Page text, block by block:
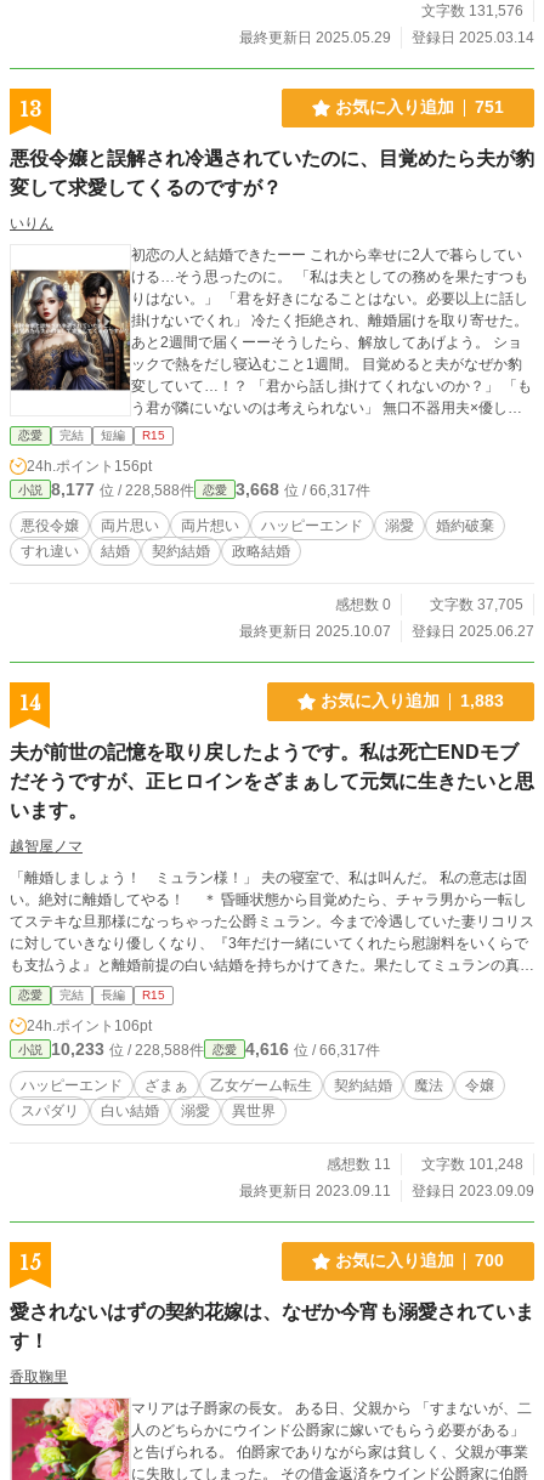
文字数 131,576
最終更新日 2025.05.29
登録日 2025.03.14
13 お気に入り追加 751
悪役令嬢と誤解され冷遇されていたのに、目覚めたら夫が豹
変して求愛してくるのですが？
いりん
初恋の人と結婚できたーー これから幸せに2人で暮らしてい
ける…そう思ったのに。 「私は夫としての務めを果たすつも
りはない。」 「君を好きになることはない。必要以上に話し
掛けないでくれ」 冷たく拒絶され、離婚届けを取り寄せた。
あと2週間で届くーーそうしたら、解放してあげよう。 ショ
ックで熱をだし寝込むこと1週間。 目覚めると夫がなぜか豹
変していて…！？ 「君から話し掛けてくれないのか？」 「も
う君が隣にいないのは考えられない」 無口不器用夫×優しい
恋愛 完結 短編 R15
24h.ポイント 156pt
小説 8,177 位 / 228,588件 恋愛 3,668 位 / 66,317件
悪役令嬢 両片思い 両片想い ハッピーエンド 溺愛
婚約破棄
すれ違い
結婚 契約結婚 政略結婚
感想数 0
文字数 37,705
最終更新日 2025.10.07
登録日 2025.06.27
14 お気に入り追加 1,883
夫が前世の記憶を取り戻したようです。私は死亡ENDモブ
だそうですが、正ヒロインをざまぁして元気に生きたいと思
います。
越智屋ノマ
「離婚しましょう！ ミュラン様！」 夫の寝室で、私は叫んだ。 私の意志は固
い。絶対に離婚してやる！ ＊ 昏睡状態から目覚めたら、チャラ男から一転し
てステキな旦那様になっちゃった公爵ミュラン。今まで冷遇していた妻リコリス
に対していきなり優しくなり、『3年だけ一緒にいてくれたら慰謝料をいくらで
も支払うよ』と離婚前提の白い結婚を持ちかけてきた。果たしてミュランの真意
は？ ６歳歳下の妻リコリスは、３年限定の公爵夫人生活を満喫できるの
か……？ ※ざまぁあり、ハッピーエンド。R15性描写あり
恋愛 完結 長編 R15
24h.ポイント 106pt
小説 10,233 位 / 228,588件 恋愛 4,616 位 / 66,317件
ハッピーエンド ざまぁ 乙女ゲーム転生 契約結婚 魔法
令嬢
スパダリ
白い結婚 溺愛 異世界
感想数 11
文字数 101,248
最終更新日 2023.09.11
登録日 2023.09.09
15 お気に入り追加 700
愛されないはずの契約花嫁は、なぜか今宵も溺愛されていま
す！
香取鞠里
マリアは子爵家の長女。 ある日、父親から 「すまないが、二
人のどちらかにウインド公爵家に嫁いでもらう必要がある」
と告げられる。 伯爵家でありながら家は貧しく、父親が事業
に失敗してしまった。 その借金返済をウインド公爵家に伯爵